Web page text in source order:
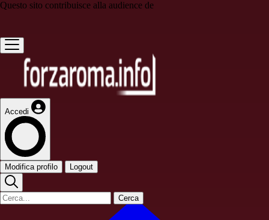
Questo sito contribuisce alla audience de
Accedi
Modifica profilo Logout
Cerca